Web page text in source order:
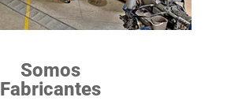
Somos
Fabricantes